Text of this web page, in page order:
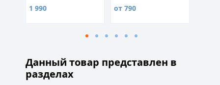
1 990 от 790
Данный товар представлен в
разделах